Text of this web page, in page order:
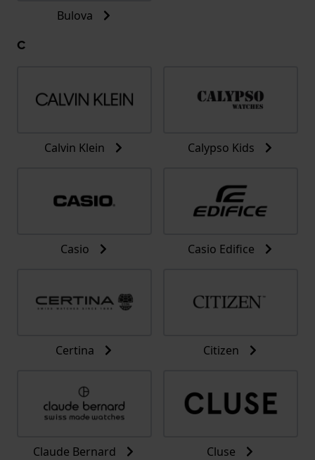
Bulova
C
Calvin Klein Calypso Kids
Casio Casio Edifice
Certina Citizen
Claude Bernard Cluse